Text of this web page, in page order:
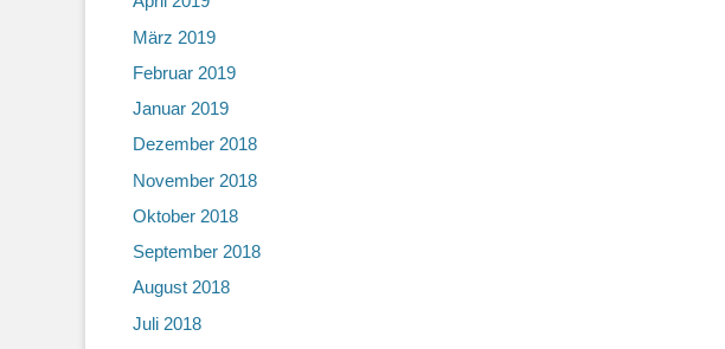
März 2019
Februar 2019
Januar 2019
Dezember 2018
November 2018
Oktober 2018
September 2018
August 2018
Juli 2018